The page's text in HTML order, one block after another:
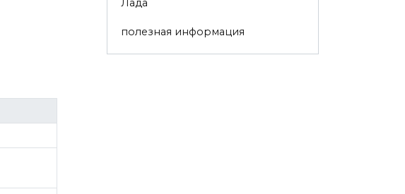
Лада
полезная информация